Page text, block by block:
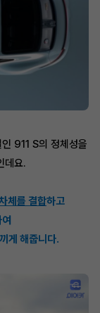
911 S의 정체성을
데요.
체를 결합하고
게 해줍니다.